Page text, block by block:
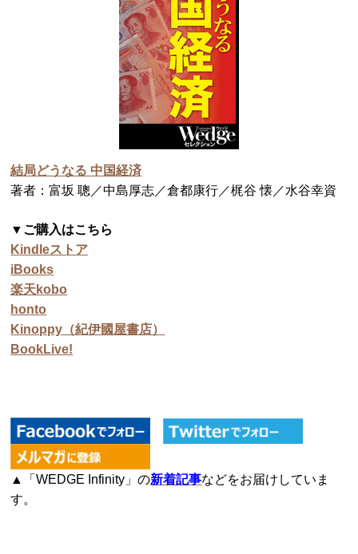
結局どうなる 中国経済
著者：富坂 聰／中島厚志／倉都康行／梶谷 懐／水谷幸資
▼ご購入はこちら
Kindleストア
iBooks
楽天kobo
honto
Kinoppy（紀伊國屋書店）
BookLive!
▲「WEDGE Infinity」の新着記事などをお届けしていま
す。